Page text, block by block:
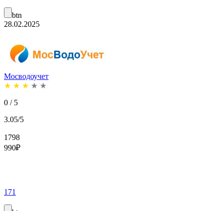
btn
28.02.2025
Мосводоучет
★ ★ ★ ★ ★
0 / 5
3.05/5
1798
990₽
171